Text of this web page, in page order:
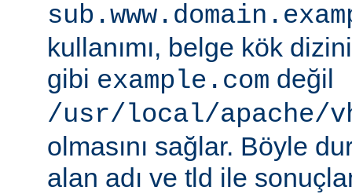
kullanımı, belge kök
gibi example.com değil
/usr/local/apache/
olmasını sağlar. Böyle
alan adı ve tld ile